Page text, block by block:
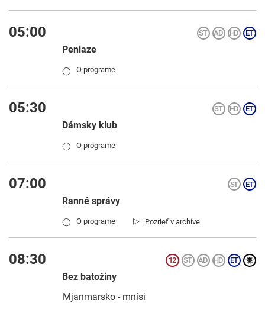
05:00
Peniaze
◯ O programe
05:30
Dámsky klub
◯ O programe
07:00
Ranné správy
▷ Pozrieť v archíve
◯ O programe
08:30
Bez batožiny
Mjanmarsko - mnísi